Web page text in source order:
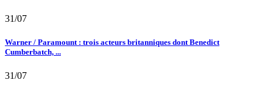
31/07
Warner / Paramount : trois acteurs britanniques dont Benedict
Cumberbatch, ...
31/07